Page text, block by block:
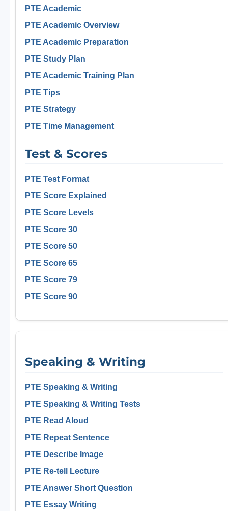
PTE Academic
PTE Academic Overview
PTE Academic Preparation
PTE Study Plan
PTE Academic Training Plan
PTE Tips
PTE Strategy
PTE Time Management
Test & Scores
PTE Test Format
PTE Score Explained
PTE Score Levels
PTE Score 30
PTE Score 50
PTE Score 65
PTE Score 79
PTE Score 90
Speaking & Writing
PTE Speaking & Writing
PTE Speaking & Writing Tests
PTE Read Aloud
PTE Repeat Sentence
PTE Describe Image
PTE Re-tell Lecture
PTE Answer Short Question
PTE Essay Writing